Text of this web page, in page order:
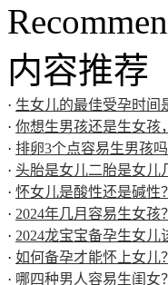
内容推荐
· 生女儿的最佳受孕时间
· 你想生男孩还是生女孩
· 排卵3个点容易生男孩
· 头胎是女儿二胎是女儿
· 怀女儿是酸性还是碱性
· 2024年几月容易生女孩
· 2024龙宝宝备孕生女儿
· 如何备孕才能怀上女儿
· 哪四种男人容易生闺女